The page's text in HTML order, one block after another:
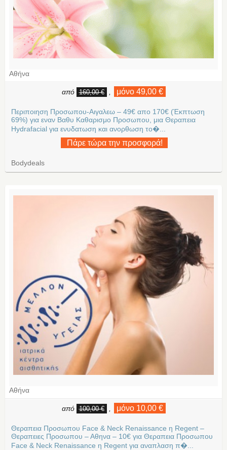
Αθήνα
από 160,00 € μόνο 49,00 €
Περιποιηση Προσωπου-Αιγαλεω – 49€ απο 170€ (Έκπτωση
69%) για εναν Βαθυ Καθαρισμο Προσωπου, μια Θεραπεια
Hydrafacial για ενυδατωση και ανορθωση το�...
Πάρε τώρα την προσφορά!
Bodydeals
Αθήνα
από 100,00 € μόνο 10,00 €
Θεραπεια Προσωπου Face & Neck Renaissance η Regent –
Θεραπειες Προσωπου – Αθηνα – 10€ για Θεραπεια Προσωπου
Face & Neck Renaissance η Regent για αναπλαση π�...